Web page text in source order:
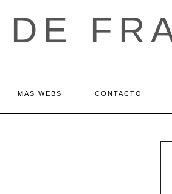
MAS WEBS CONTACTO